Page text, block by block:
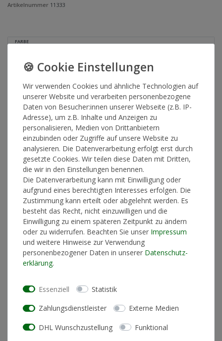
Artikelnummer 11333
FARBE
GRÖSSE
34,90 €*
Lieferzeit 1-3 Werktage
In den Warenkorb
* inkl. ges. MwSt. zzgl.
Produktinformationen
Künstlerinformationen
Baumwolle; 20% Polyester
Wir verwenden Cookies und ähnliche Technologien auf
unserer Website und verarbeiten personenbezogene
Daten von Besucher:innen unserer Webseite (z.B. IP-
Adresse), um z.B. Inhalte und Anzeigen zu
personalisieren, Medien von Drittanbietern
einzubinden oder Zugriffe auf unsere Website zu
analysieren. Die Datenverarbeitung erfolgt erst durch
gesetzte Cookies. Wir teilen diese Daten mit Dritten,
die wir in den Einstellungen benennen.
Die Datenverarbeitung kann mit Einwilligung oder
aufgrund eines berechtigten Interesses erfolgen. Die
Zustimmung kann erteilt oder abgelehnt werden. Es
besteht das Recht, nicht einzuwilligen und die
Einwilligung zu einem späteren Zeitpunkt zu ändern
oder zu widerrufen. Beachten Sie unser Impressum
und weitere Hinweise zur Verwendung
personenbezogener Daten in unserer Daten­schutz­
erklärung.
Essenziell Statistik
Zahlungsdienstleister Externe Medien
DHL Wunschzustellung Funktional